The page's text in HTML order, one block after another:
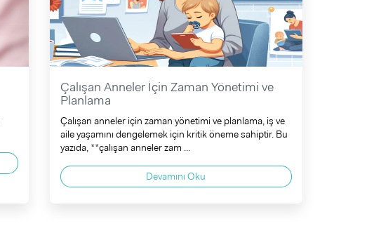
Çalışan Anneler İçin Zaman Yönetimi ve
Planlama
Çalışan anneler için zaman yönetimi ve planlama, iş ve
aile yaşamını dengelemek için kritik öneme sahiptir. Bu
yazıda, **çalışan anneler zam ...
Devamını Oku